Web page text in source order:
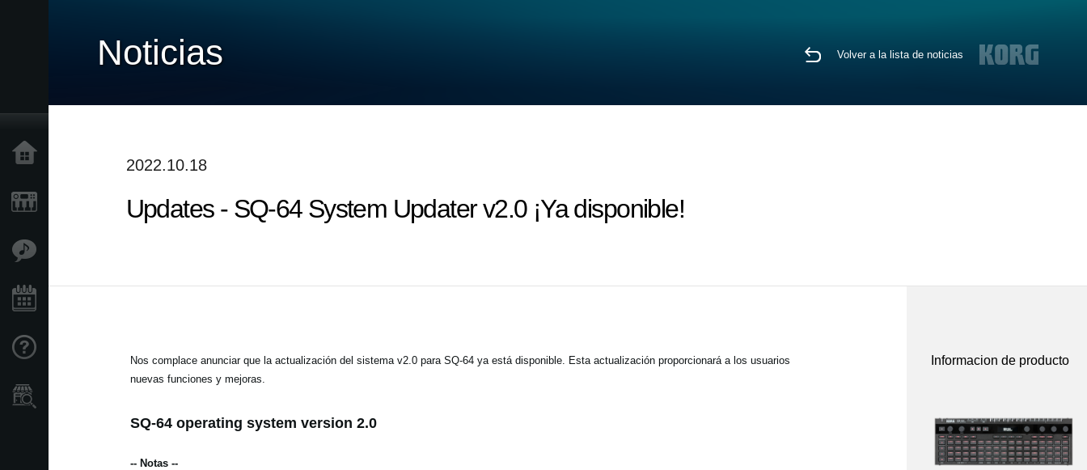
Noticias Volver a la lista de noticias
2022.10.18
Updates - SQ-64 System Updater v2.0 ¡Ya disponible!
Nos complace anunciar que la actualización del sistema v2.0 para SQ-64 ya está disponible. Esta actualización proporcionará a los usuarios
nuevas funciones y mejoras.
SQ-64 operating system version 2.0
-- Notas --
Informacion de producto